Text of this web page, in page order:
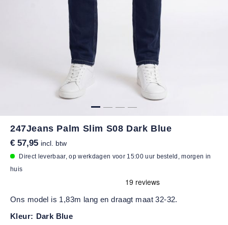
247Jeans Palm Slim S08 Dark Blue
€ 57,95 incl. btw
Direct leverbaar, op werkdagen voor 15:00 uur besteld, morgen in
huis
Ons model is 1,83m lang en draagt maat 32-32.
Kleur: Dark Blue